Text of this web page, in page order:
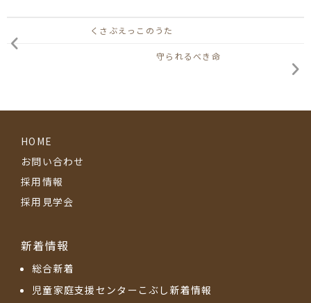
くさぶえっこのうた
守られるべき命
HOME
お問い合わせ
採用情報
採用見学会
新着情報
総合新着
児童家庭支援センターこぶし新着情報